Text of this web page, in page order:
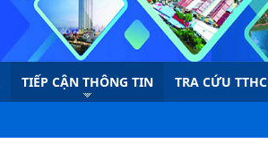
TIẾP CẬN THÔNG TIN TRA CỨU TTHC